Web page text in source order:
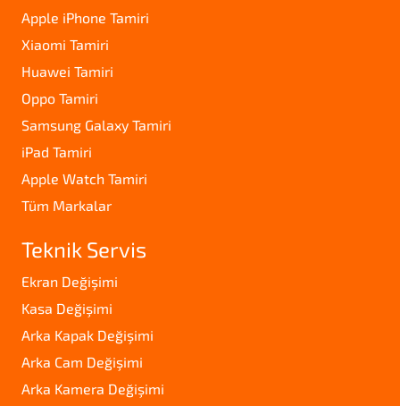
Apple iPhone Tamiri
Xiaomi Tamiri
Huawei Tamiri
Oppo Tamiri
Samsung Galaxy Tamiri
iPad Tamiri
Apple Watch Tamiri
Tüm Markalar
Teknik Servis
Ekran Değişimi
Kasa Değişimi
Arka Kapak Değişimi
Arka Cam Değişimi
Arka Kamera Değişimi